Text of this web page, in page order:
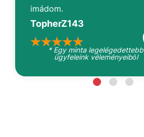
imádom.
TopherZ143
* Egy minta legelégedettebb
ügyfeleink véleményeiből